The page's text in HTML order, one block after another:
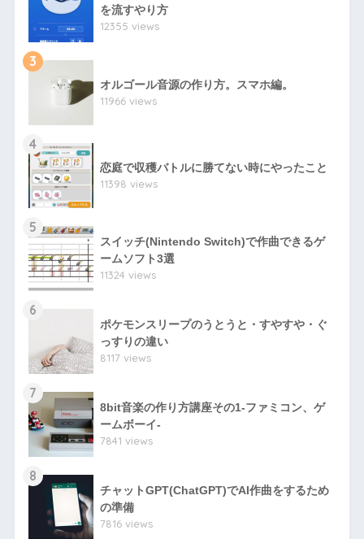
を流すやり方
12355 views
3
オルゴール音源の作り方。スマホ編。
11966 views
4
恋庭で収穫バトルに勝てない時にやったこと
11398 views
5
スイッチ(Nintendo Switch)で作曲できるゲ
ームソフト3選
11324 views
6
ポケモンスリープのうとうと・すやすや・ぐ
っすりの違い
8117 views
7
8bit音楽の作り方講座その1-ファミコン、ゲ
ームボーイ-
7841 views
8
チャットGPT(ChatGPT)でAI作曲をするため
の準備
7816 views